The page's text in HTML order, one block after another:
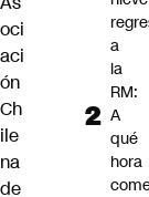
oci
aci
ón
Ch
ile
na
de
a
la
RM:
A
qué
hora